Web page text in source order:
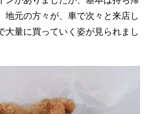
地元の方々が、車で次々と来店し
大量に買っていく姿が見られまし